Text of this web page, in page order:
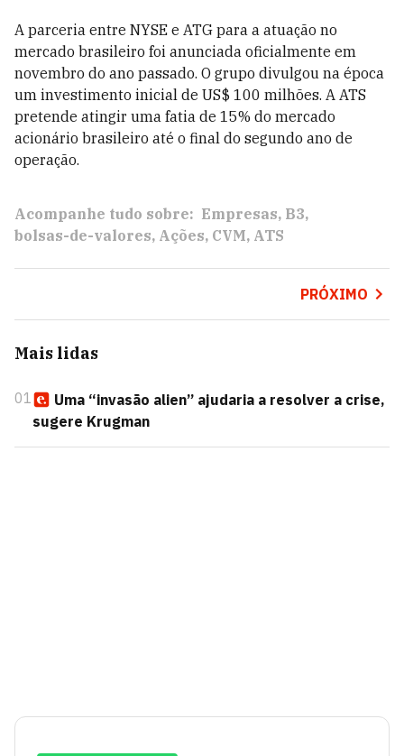
A parceria entre NYSE e ATG para a atuação no
mercado brasileiro foi anunciada oficialmente em
novembro do ano passado. O grupo divulgou na época
um investimento inicial de US$ 100 milhões. A ATS
pretende atingir uma fatia de 15% do mercado
acionário brasileiro até o final do segundo ano de
operação.
Acompanhe tudo sobre: Empresas B3
bolsas-de-valores Ações CVM ATS
PRÓXIMO
Mais lidas
01
Uma “invasão alien” ajudaria a resolver a crise,
sugere Krugman